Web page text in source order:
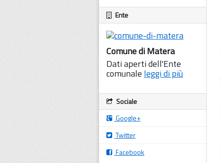
Ente
Comune di Matera
Dati aperti dell'Ente
comunale leggi di più
Sociale
Google+
Twitter
Facebook